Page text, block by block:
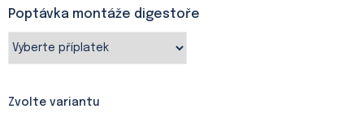
Poptávka montáže digestoře
Zvolte variantu